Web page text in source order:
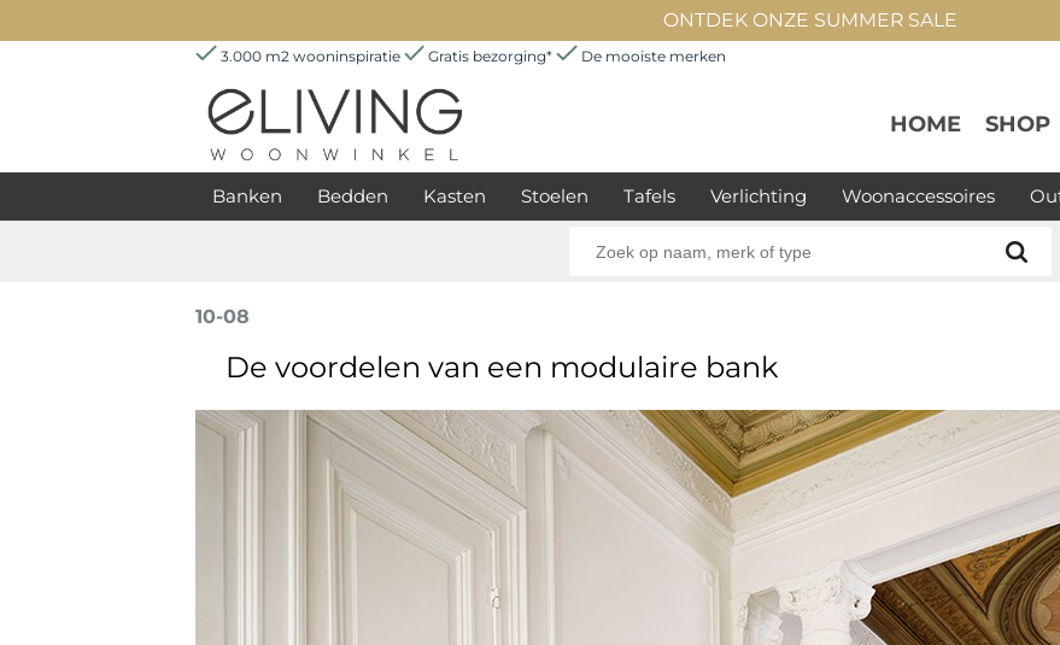
ONTDEK ONZE SUMMER SALE
3.000 m2 wooninspiratie Gratis bezorging* De mooiste merken
HOME SHOP
Banken Bedden Kasten Stoelen Tafels Verlichting Woonaccessoires
10-08
De voordelen van een modulaire bank